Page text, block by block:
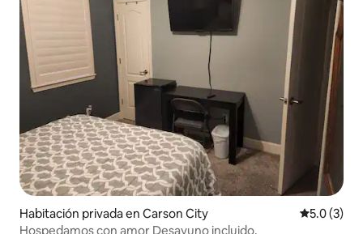
Habitación privada en Carson City
5.0 (3)
Hospedamos con amor Desayuno incluido.